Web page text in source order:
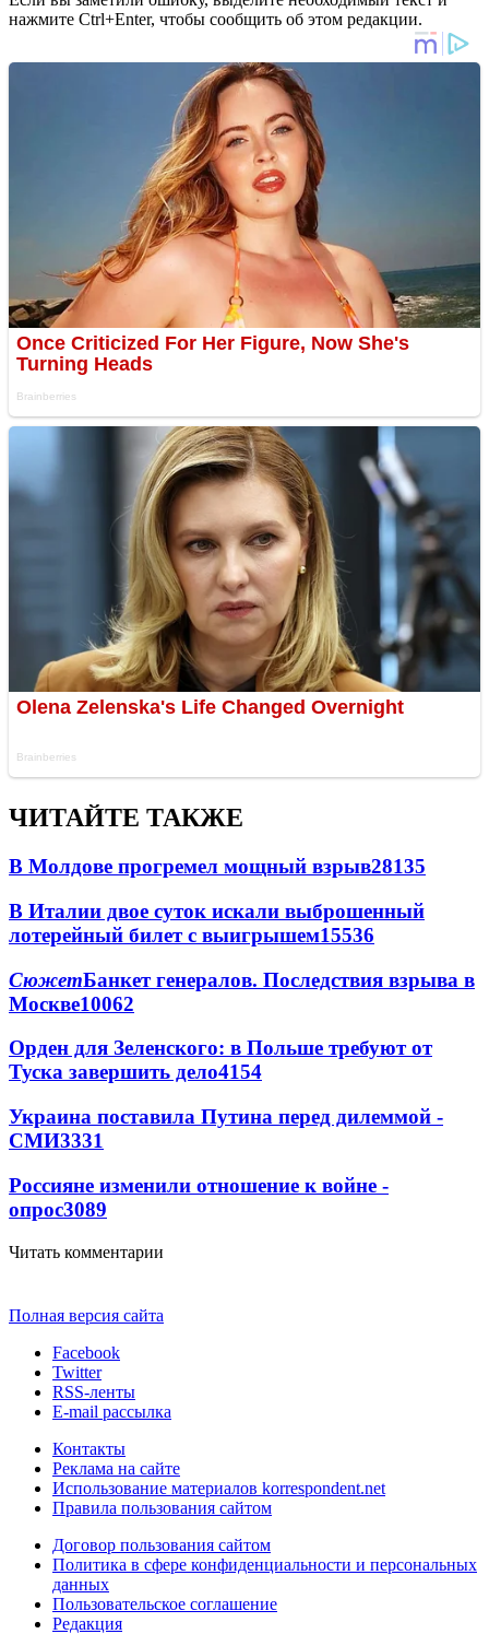
нажмите Ctrl+Enter, чтобы сообщить об этом редакции.
ЧИТАЙТЕ ТАКЖЕ
В Молдове прогремел мощный взрыв28135
В Италии двое суток искали выброшенный
лотерейный билет с выигрышем15536
СюжетБанкет генералов. Последствия взрыва в
Москве10062
Орден для Зеленского: в Польше требуют от
Туска завершить дело4154
Украина поставила Путина перед дилеммой -
СМИ3331
Россияне изменили отношение к войне -
опрос3089
Читать комментарии
Полная версия сайта
Facebook
Twitter
RSS-ленты
E-mail рассылка
Контакты
Реклама на сайте
Использование материалов korrespondent.net
Правила пользования сайтом
Договор пользования сайтом
Политика в сфере конфиденциальности и персональных
данных
Пользовательское соглашение
Редакция